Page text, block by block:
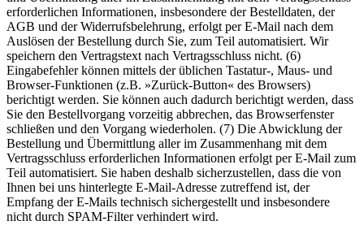
erforderlichen Informationen, insbesondere der Bestelldaten, der
AGB und der Widerrufsbelehrung, erfolgt per E-Mail nach dem
Auslösen der Bestellung durch Sie, zum Teil automatisiert. Wir
speichern den Vertragstext nach Vertragsschluss nicht. (6)
Eingabefehler können mittels der üblichen Tastatur-, Maus- und
Browser-Funktionen (z.B. »Zurück-Button« des Browsers)
berichtigt werden. Sie können auch dadurch berichtigt werden, dass
Sie den Bestellvorgang vorzeitig abbrechen, das Browserfenster
schließen und den Vorgang wiederholen. (7) Die Abwicklung der
Bestellung und Übermittlung aller im Zusammenhang mit dem
Vertragsschluss erforderlichen Informationen erfolgt per E-Mail zum
Teil automatisiert. Sie haben deshalb sicherzustellen, dass die von
Ihnen bei uns hinterlegte E-Mail-Adresse zutreffend ist, der
Empfang der E-Mails technisch sichergestellt und insbesondere
nicht durch SPAM-Filter verhindert wird.